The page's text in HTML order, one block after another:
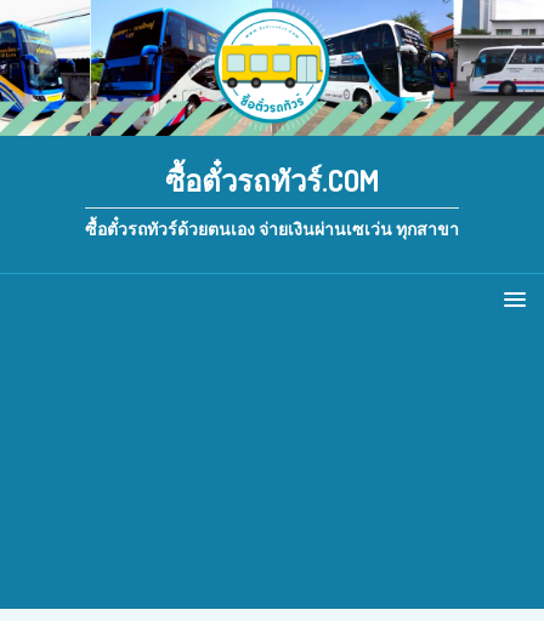
ซื้อตั๋วรถทัวร์.COM
ซื้อตั๋วรถทัวร์ด้วยตนเอง จ่ายเงินผ่านเซเว่น ทุกสาขา